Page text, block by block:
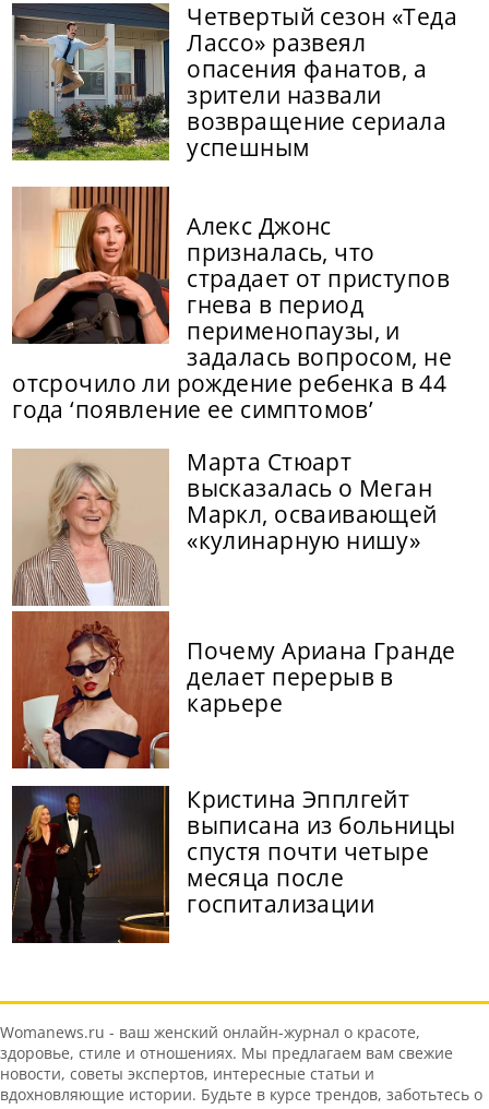
Четвертый сезон «Теда
Лассо» развеял
опасения фанатов, а
зрители назвали
возвращение сериала
успешным
Алекс Джонс
призналась, что
страдает от приступов
гнева в период
перименопаузы, и
задалась вопросом, не
отсрочило ли рождение ребенка в 44
года ‘появление ее симптомов’
Марта Стюарт
высказалась о Меган
Маркл, осваивающей
«кулинарную нишу»
Почему Ариана Гранде
делает перерыв в
карьере
Кристина Эпплгейт
выписана из больницы
спустя почти четыре
месяца после
госпитализации
Womanews.ru - ваш женский онлайн-журнал о красоте,
здоровье, стиле и отношениях. Мы предлагаем вам свежие
новости, советы экспертов, интересные статьи и
вдохновляющие истории. Будьте в курсе трендов, заботьтесь о